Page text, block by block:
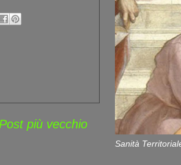
Post più vecchio
Sanità